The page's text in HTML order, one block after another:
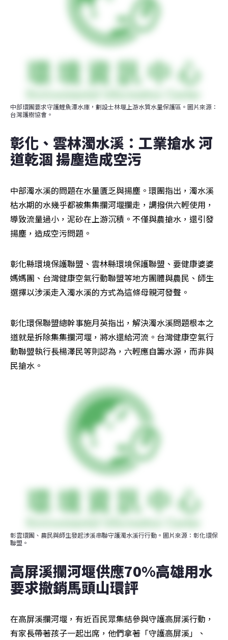
中部環團要求守護鯉魚潭水庫，劃設士林堰上游水質水量保護區。圖片來源：
台灣護樹協會。
彰化、雲林濁水溪：工業搶水 河
道乾涸 揚塵造成空污
中部濁水溪的問題在水量匱乏與揚塵。環團指出，濁水溪
枯水期的水幾乎都被集集攔河堰攔走，調撥供六輕使用，
導致流量過小，泥砂在上游沉積。不僅與農搶水，還引發
揚塵，造成空污問題。
彰化縣環境保護聯盟、雲林縣環境保護聯盟、要健康婆婆
媽媽團、台灣健康空氣行動聯盟等地方團體與農民、師生
選擇以涉溪走入濁水溪的方式為這條母親河發聲。
彰化環保聯盟總幹事施月英指出，解決濁水溪問題根本之
道就是拆除集集攔河堰，將水還給河流。台灣健康空氣行
動聯盟執行長楊澤民等則認為，六輕應自籌水源，而非與
民搶水。
彰雲環團、農民與師生發起涉溪串聯守護濁水溪行行動。圖片來源：彰化環保
聯盟。
高屏溪攔河堰供應70%高雄用水
要求撤銷馬頭山環評
在高屏溪攔河堰，有近百民眾集結參與守護高屏溪行動，
有家長帶著孩子一起出席，他們拿著「守護高屏溪」、